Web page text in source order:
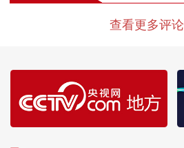
查看更多评论